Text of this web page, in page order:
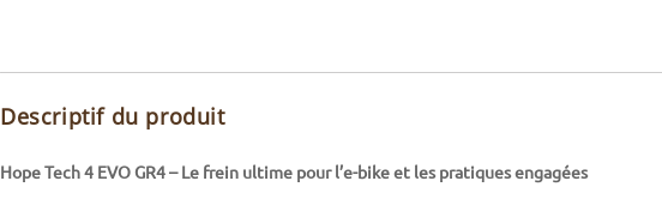
Descriptif du produit
Hope Tech 4 EVO GR4 – Le frein ultime pour l’e-bike et les pratiques engagées